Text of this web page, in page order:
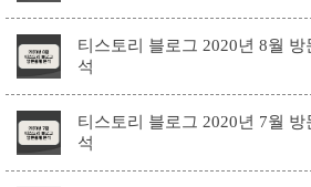
티스토리 블로그 2020년 8월 방
석
티스토리 블로그 2020년 7월 방
석